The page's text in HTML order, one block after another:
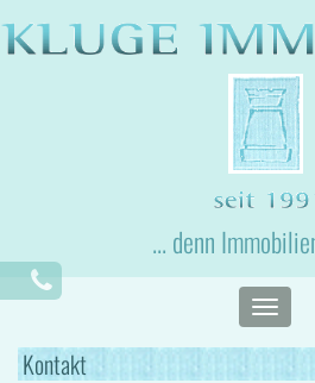
... denn
Toggle
Kontakt